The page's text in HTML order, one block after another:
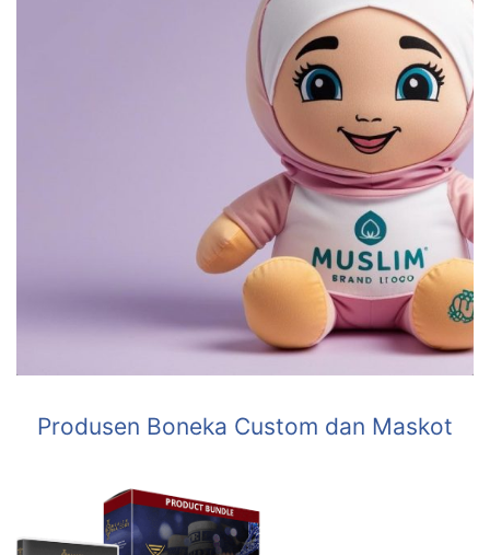
Produsen Boneka Custom dan Maskot